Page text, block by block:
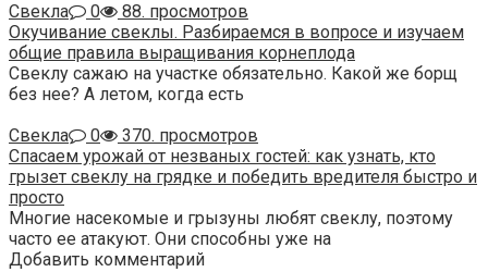
Свекла
0
88. просмотров
Окучивание свеклы. Разбираемся в вопросе и изучаем
общие правила выращивания корнеплода
Свеклу сажаю на участке обязательно. Какой же борщ
без нее? А летом, когда есть
Свекла
0
370. просмотров
Спасаем урожай от незваных гостей: как узнать, кто
грызет свеклу на грядке и победить вредителя быстро и
просто
Многие насекомые и грызуны любят свеклу, поэтому
часто ее атакуют. Они способны уже на
Добавить комментарий